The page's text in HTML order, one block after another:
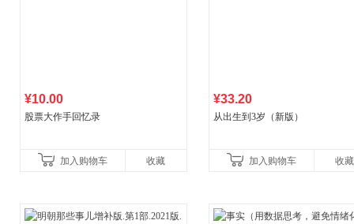
¥10.00
股票大作手回忆录
加入购物车 收藏
¥33.20
从出生到3岁（新版）
加入购物车 收藏